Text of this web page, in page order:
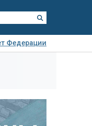
Федерации